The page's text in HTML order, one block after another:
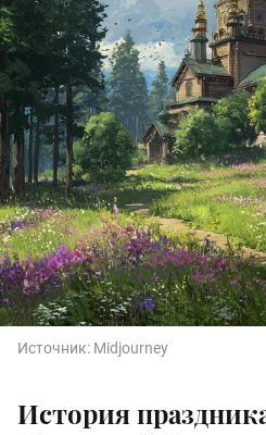
Источник: Midjourney
История